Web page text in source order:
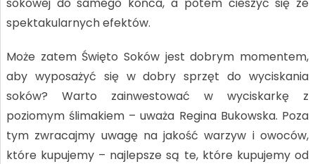
spektakularnych efektów.
Może zatem Święto Soków jest dobrym momentem,
aby wyposażyć się w dobry sprzęt do wyciskania
soków? Warto zainwestować w wyciskarkę z
poziomym ślimakiem – uważa Regina Bukowska. Poza
tym zwracajmy uwagę na jakość warzyw i owoców,
które kupujemy – najlepsze są te, które kupujemy od